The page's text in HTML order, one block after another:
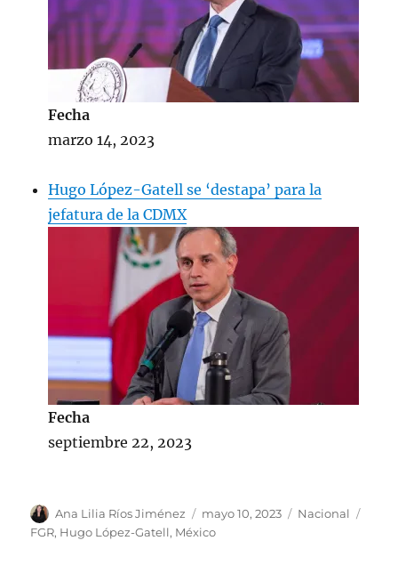
Fecha
marzo 14, 2023
Hugo López-Gatell se ‘destapa’ para la
jefatura de la CDMX
Fecha
septiembre 22, 2023
A
u
Ana Lilia Ríos Jiménez
P
u
mayo 10, 2023
C
Nacional
FGR, Hugo López-Gatell, México